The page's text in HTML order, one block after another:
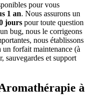
pour vous
1 an. Nous assurons un
jours pour toute question
bug, nous le corrigeons
nous établissons
un forfait maintenance (à
sauvegardes et support
à